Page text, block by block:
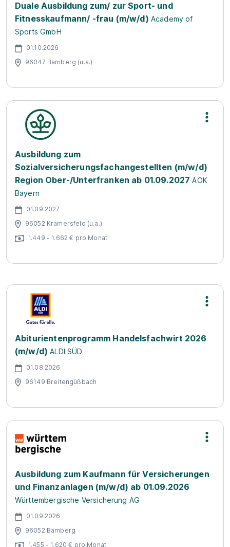
Duale Ausbildung zum/ zur Sport- und
Fitnesskaufmann/ -frau (m/w/d) Academy of
Sports GmbH
01.10.2026
96047 Bamberg (u.a.)
Ausbildung zum
Sozialversicherungsfachangestellten (m/w/d)
Region Ober-/Unterfranken ab 01.09.2027 AOK
Bayern
01.09.2027
96052 Kramersfeld (u.a.)
1.449 - 1.662 € pro Monat
Abiturientenprogramm Handelsfachwirt 2026
(m/w/d) ALDI SÜD
01.08.2026
96149 Breitengüßbach
Ausbildung zum Kaufmann für Versicherungen
und Finanzanlagen (m/w/d) ab 01.09.2026
Württembergische Versicherung AG
01.09.2026
96052 Bamberg
1.455 - 1.620 € pro Monat